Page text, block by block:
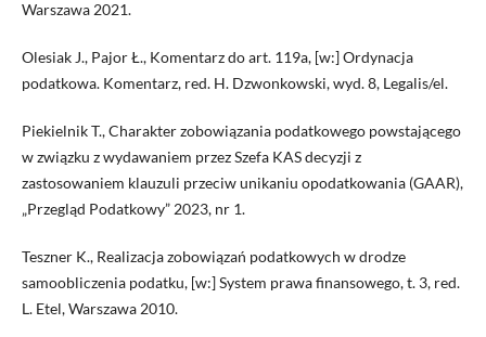
Warszawa 2021.
Olesiak J., Pajor Ł., Komentarz do art. 119a, [w:] Ordynacja
podatkowa. Komentarz, red. H. Dzwonkowski, wyd. 8, Legalis/el.
Piekielnik T., Charakter zobowiązania podatkowego powstającego
w związku z wydawaniem przez Szefa KAS decyzji z
zastosowaniem klauzuli przeciw unikaniu opodatkowania (GAAR),
„Przegląd Podatkowy” 2023, nr 1.
Teszner K., Realizacja zobowiązań podatkowych w drodze
samoobliczenia podatku, [w:] System prawa finansowego, t. 3, red.
L. Etel, Warszawa 2010.